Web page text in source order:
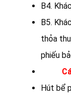
B4.
B5.
thỏa
phiếu
Hút bể